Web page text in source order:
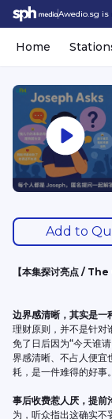
Awedio.sg is
Home
Add to
【本集探讨亮点 / The
边界感清晰，其实是一
理财原则，并不是针对
免了日后因为“今天谁
界感清晰、不占人便宜
耗，是一件难得的好事。
事后收费惹人厌，提前
为，听众指出这确实不